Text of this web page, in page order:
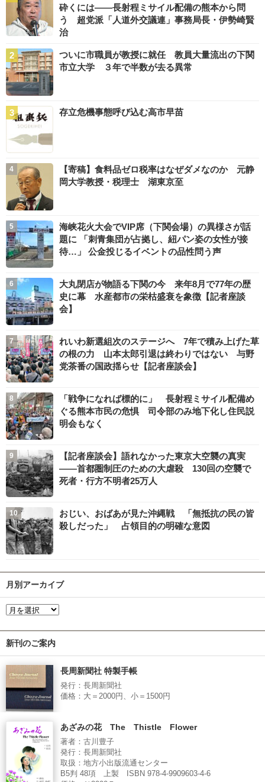
砕くには――長射程ミサイル配備の熊本から問
う 超党派「人道外交議連」事務局長・伊勢崎賢
治
ついに市職員が教授に就任 教員大量流出の下関
市立大学 ３年で半数が去る異常
存立危機事態呼び込む高市早苗
【寄稿】食料品ゼロ税率はなぜダメなのか 元静
岡大学教授・税理士 湖東京至
海峡花火大会でVIP席（下関会場）の異様さが話
題に 「刺青集団が占拠し、紐パン姿の女性が接
待…」 公金投じるイベントの品性問う声
大丸閉店が物語る下関の今 来年8月で77年の歴
史に幕 水産都市の栄枯盛衰を象徴【記者座談
会】
れいわ新選組次のステージへ 7年で積み上げた草
の根の力 山本太郎引退は終わりではない 与野
党茶番の国政揺らせ【記者座談会】
「戦争になれば標的に」 長射程ミサイル配備め
ぐる熊本市民の危惧 司令部のみ地下化し住民説
明会もなく
【記者座談会】語れなかった東京大空襲の真実
――首都圏制圧のための大虐殺 130回の空襲で
死者・行方不明者25万人
おじい、おばあが見た沖縄戦 「無抵抗の民の皆
殺しだった」 占領目的の明確な意図
月別アーカイブ
新刊のご案内
長周新聞社 特製手帳
発行：長周新聞社
価格：大＝2000円、小＝1500円
あざみの花 The Thistle Flower
著者：古川豊子
発行：長周新聞社
取扱：地方小出版流通センター
B5判 48項 上製 ISBN 978-4-9909603-4-6